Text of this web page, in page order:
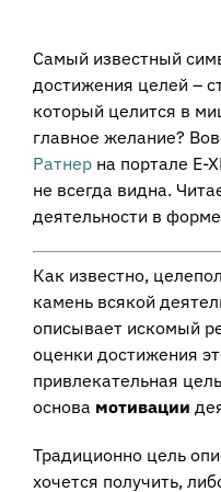
Самый известный
достижения целей –
который целится в
главное желание?
Ратнер на портале E-
не всегда видна.
деятельности в
Как известно,
камень всякой
описывает искомый
оценки достижения
привлекательная
основа мотивации
Традиционно цель
хочется получить,